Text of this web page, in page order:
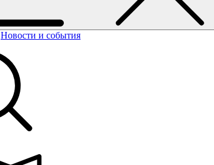
Новости и события